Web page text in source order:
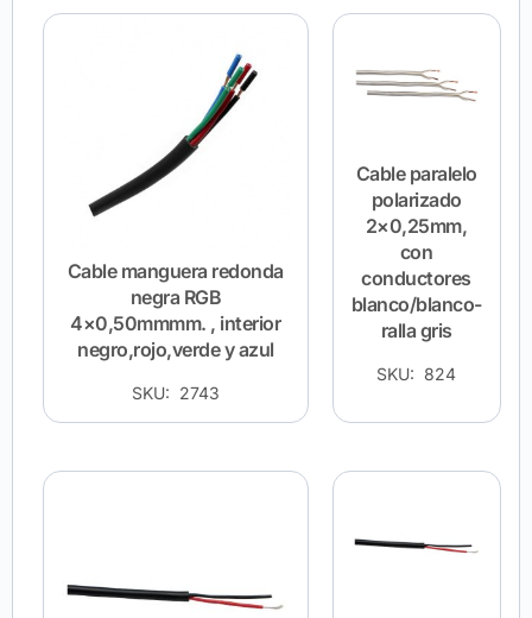
Cable manguera redonda
negra RGB
4×0,50mmmm. , interior
negro,rojo,verde y azul
SKU: 2743
Cable paralelo
polarizado
2×0,25mm,
con
conductores
blanco/blanco-
ralla gris
SKU: 824